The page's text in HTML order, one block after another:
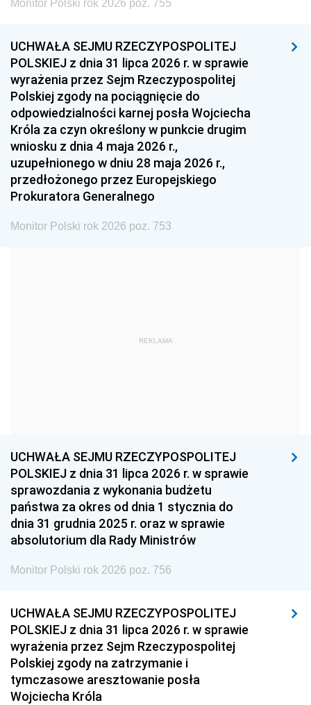
1996 1995 1994
1993 1992 1991
1990 1989
1987 1986 1985
1984 1983
1981 1980 1979
1978 1977
1975 1974
1959
1939 1938 1937
1936 1930
Monitor Polski rok 2026 poz. 755
UCHWAŁA SEJMU RZECZYPOSPOLITEJ
POLSKIEJ z dnia 31 lipca 2026 r. w sprawie
wyrażenia przez Sejm Rzeczypospolitej
Polskiej zgody na pociągnięcie do
odpowiedzialności karnej posła Wojciecha
Króla za czyn określony w punkcie drugim
wniosku z dnia 4 maja 2026 r.,
uzupełnionego w dniu 28 maja 2026 r.,
przedłożonego przez Europejskiego
Prokuratora Generalnego
Monitor Polski rok 2026 poz. 753
REKLAMA
UCHWAŁA SEJMU RZECZYPOSPOLITEJ
POLSKIEJ z dnia 31 lipca 2026 r. w sprawie
sprawozdania z wykonania budżetu
państwa za okres od dnia 1 stycznia do
dnia 31 grudnia 2025 r. oraz w sprawie
absolutorium dla Rady Ministrów
Monitor Polski rok 2026 poz. 756
UCHWAŁA SEJMU RZECZYPOSPOLITEJ
POLSKIEJ z dnia 31 lipca 2026 r. w sprawie
wyrażenia przez Sejm Rzeczypospolitej
Polskiej zgody na zatrzymanie i
tymczasowe aresztowanie posła
Wojciecha Króla